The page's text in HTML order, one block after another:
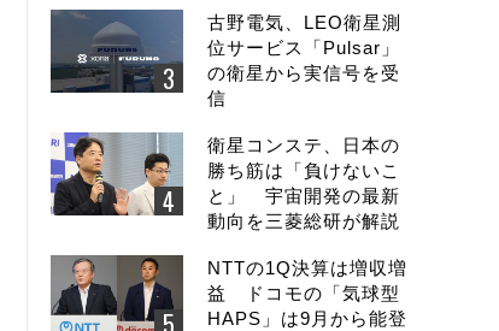
古野電気、LEO衛星測
位サービス「Pulsar」
の衛星から実信号を受
信
衛星コンステ、日本の
勝ち筋は「負けないこ
と」 宇宙開発の最新
動向を三菱総研が解説
NTTの1Q決算は増収増
益 ドコモの「気球型
HAPS」は9月から能登